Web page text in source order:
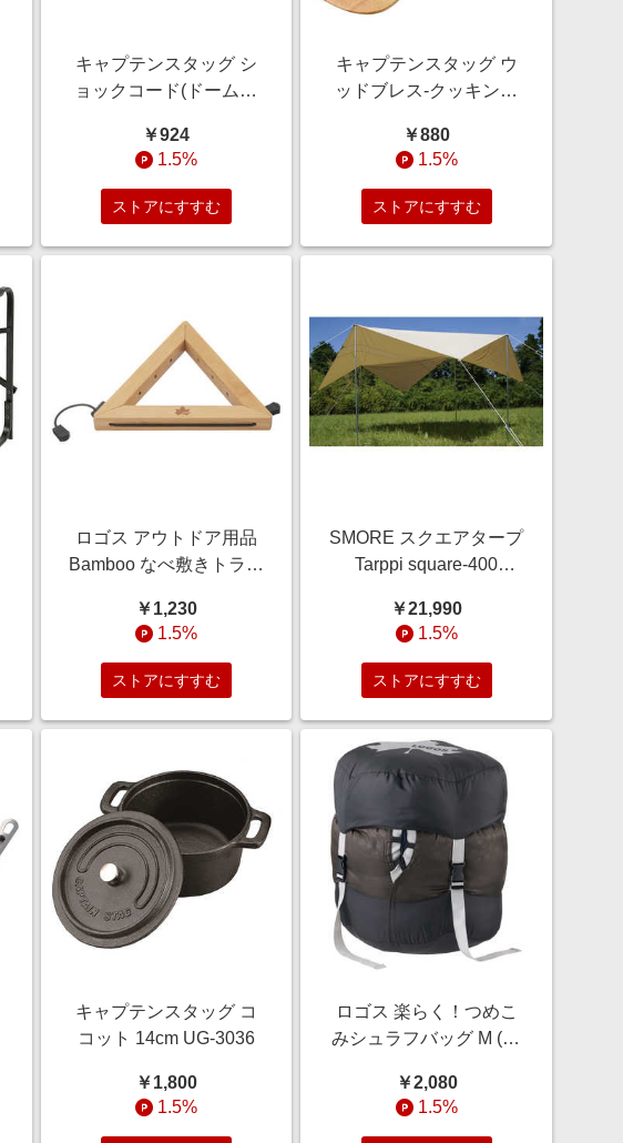
キャプテンスタッグ シ
ョックコード(ドームテ
￥924
1.5%
ストアにすすむ
キャプテンスタッグ ウ
ッドブレス-クッキング
￥880
1.5%
ストアにすすむ
ロゴス アウトドア用品
Bamboo なべ敷きトライ
￥1,230
1.5%
ストアにすすむ
SMORE スクエアタープ
Tarppi square-400
￥21,990
1.5%
ストアにすすむ
キャプテンスタッグ コ
コット 14cm UG-3036
￥1,800
1.5%
ロゴス 楽らく！つめこ
みシュラフバッグ M (0?
￥2,080
1.5%